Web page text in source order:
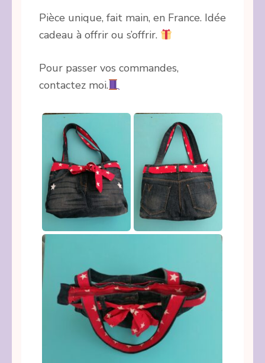
Pièce unique, fait main, en France. Idée
cadeau à offrir ou s’offrir.
Pour passer vos commandes,
contactez moi.